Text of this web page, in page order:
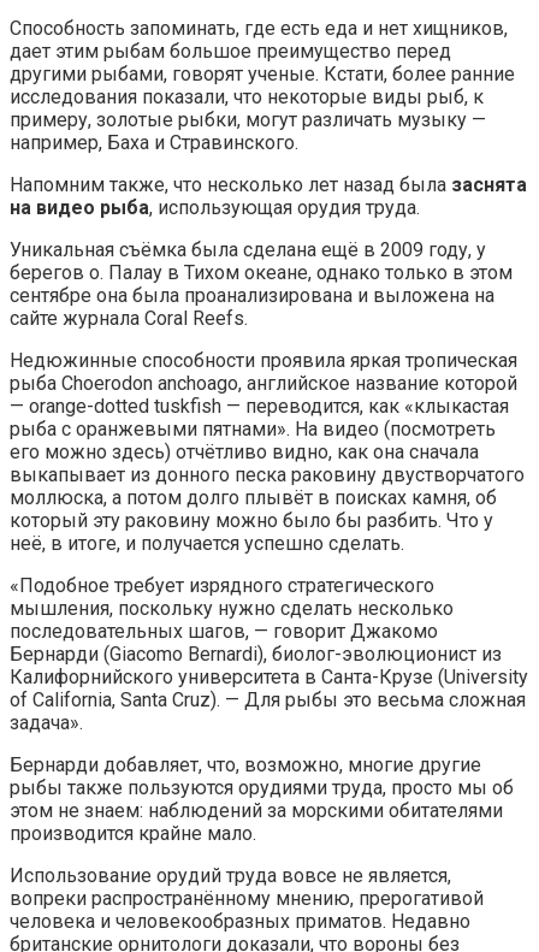
Способность запоминать, где есть еда и нет хищников,
дает этим рыбам большое преимущество перед
другими рыбами, говорят ученые. Кстати, более ранние
исследования показали, что некоторые виды рыб, к
примеру, золотые рыбки, могут различать музыку —
например, Баха и Стравинского.
Напомним также, что несколько лет назад была заснята
на видео рыба, использующая орудия труда.
Уникальная съёмка была сделана ещё в 2009 году, у
берегов о. Палау в Тихом океане, однако только в этом
сентябре она была проанализирована и выложена на
сайте журнала Coral Reefs.
Недюжинные способности проявила яркая тропическая
рыба Choerodon anchoago, английское название которой
— orange-dotted tuskfish — переводится, как «клыкастая
рыба с оранжевыми пятнами». На видео (посмотреть
его можно здесь) отчётливо видно, как она сначала
выкапывает из донного песка раковину двустворчатого
моллюска, а потом долго плывёт в поисках камня, об
который эту раковину можно было бы разбить. Что у
неё, в итоге, и получается успешно сделать.
«Подобное требует изрядного стратегического
мышления, поскольку нужно сделать несколько
последовательных шагов, — говорит Джакомо
Бернарди (Giacomo Bernardi), биолог-эволюционист из
Калифорнийского университета в Санта-Крузе (University
of California, Santa Cruz). — Для рыбы это весьма сложная
задача».
Бернарди добавляет, что, возможно, многие другие
рыбы также пользуются орудиями труда, просто мы об
этом не знаем: наблюдений за морскими обитателями
производится крайне мало.
Использование орудий труда вовсе не является,
вопреки распространённому мнению, прерогативой
человека и человекообразных приматов. Недавно
британские орнитологи доказали, что вороны без